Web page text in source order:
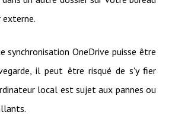
externe.
synchronisation OneDrive puisse être
il peut être risqué de s'y fier
local est sujet aux pannes ou